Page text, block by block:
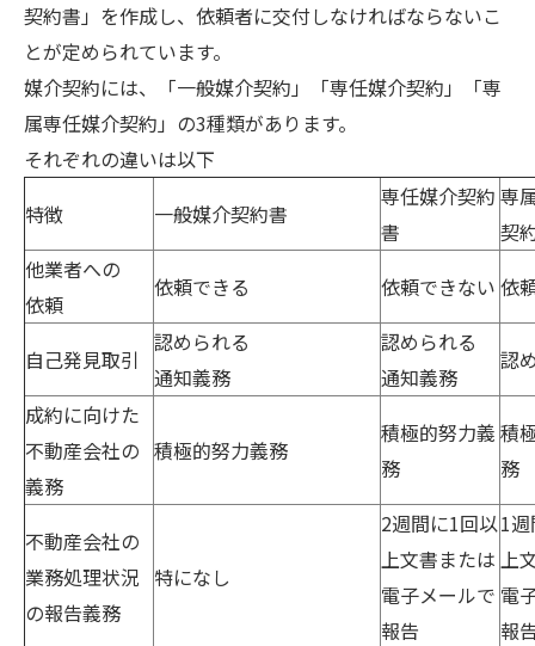
契約書」を作成し、依頼者に交付しなければならないこ
とが定められています。
媒介契約には、「一般媒介契約」「専任媒介契約」「専
属専任媒介契約」の3種類があります。
それぞれの違いは以下
特徴
一般媒介契約書
専任媒介契約
書
専
契
他業者への
依頼
依頼できる 依頼できない 依
自己発見取引
認められる
通知義務
認められる
通知義務
認
成約に向けた
不動産会社の
義務
積極的努力義務
積極的努力義
務
積
務
不動産会社の
業務処理状況
の報告義務
特になし
2週間に1回以
上文書または
電子メールで
報告
1
上
電
報